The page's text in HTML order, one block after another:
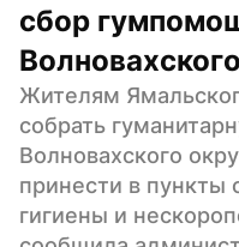
сбор
Жителям
собрать
Волновахского
принести в пункты
гигиены и